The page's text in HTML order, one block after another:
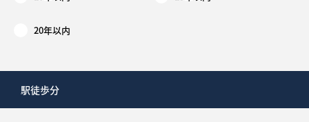
20年以内
駅徒歩分